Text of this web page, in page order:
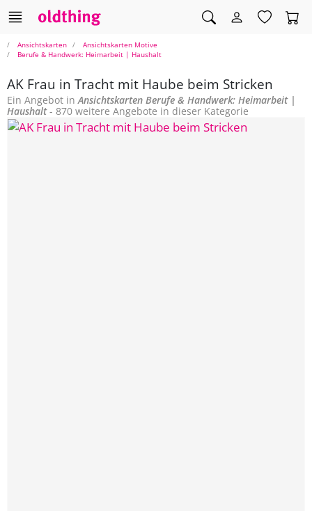
Ansichtskarten
Ansichtskarten Motive
Berufe & Handwerk: Heimarbeit | Haushalt
AK Frau in Tracht mit Haube beim Stricken
Ein Angebot inAnsichtskarten Berufe & Handwerk: Heimarbeit |
Haushalt- 870 weitere Angebote in dieser Kategorie